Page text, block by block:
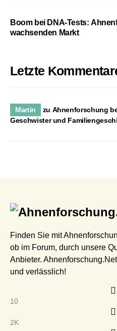
Boom bei DNA-Tests:
wachsenden Markt
Letzte
Martin zu Ahnenforschung
Geschwister und
Finden Sie mit
ob im Forum, durch unsere
Anbieter.
und verlässlich!
10
2K